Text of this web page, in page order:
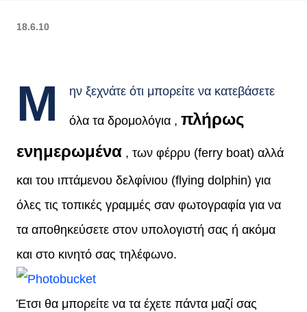
18.6.10
Μ ην ξεχνάτε ότι μπορείτε να κατεβάσετε
όλα τα δρομολόγια , πλήρως
ενημερωμένα , των φέρρυ (ferry boat) αλλά
και του ιπτάμενου δελφίνιου (flying dolphin) για
όλες τις τοπικές γραμμές σαν φωτογραφία για να
τα αποθηκεύσετε στον υπολογιστή σας ή ακόμα
και στο κινητό σας τηλέφωνο.
Έτσι θα μπορείτε να τα έχετε πάντα μαζί σας